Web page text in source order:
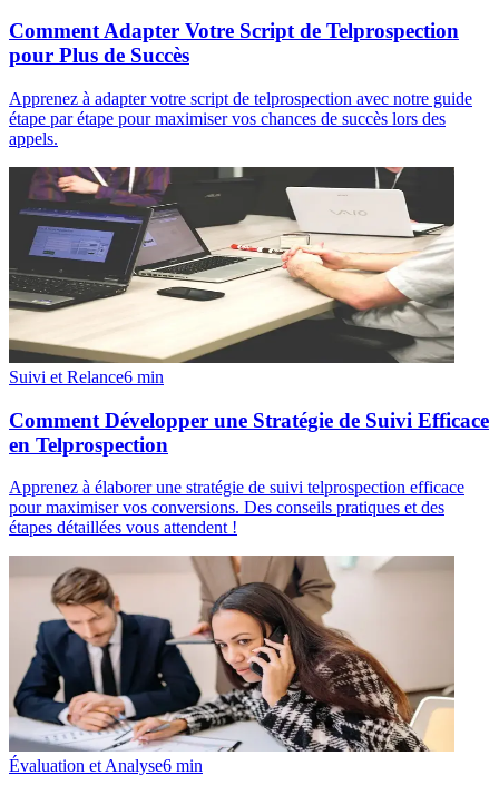
Comment Adapter Votre Script de Telprospection
pour Plus de Succès
Apprenez à adapter votre script de telprospection avec notre guide
étape par étape pour maximiser vos chances de succès lors des
appels.
Suivi et Relance6 min
Comment Développer une Stratégie de Suivi Efficace
en Telprospection
Apprenez à élaborer une stratégie de suivi telprospection efficace
pour maximiser vos conversions. Des conseils pratiques et des
étapes détaillées vous attendent !
Évaluation et Analyse6 min